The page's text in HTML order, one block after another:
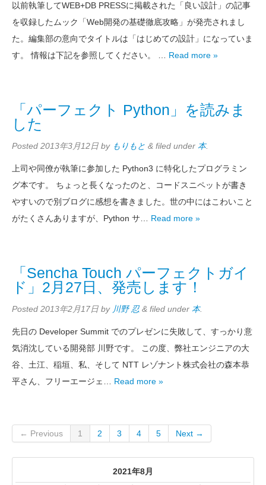
以前執筆してWEB+DB PRESSに掲載された「良い設計」の記事
を収録したムック「Web開発の基礎徹底攻略」が発売されまし
た。編集部の意向でタイトルは「はじめての設計」になっていま
す。 情報は下記を参照してください。 … Read more »
「パーフェクト Python」を読みま
した
Posted 2013年3月12日 by もりもと & filed under 本.
上司や同僚が執筆に参加した Python3 に特化したプログラミン
グ本です。 ちょっと長くなったのと、コードスニペットが書き
やすいので別ブログに感想を書きました。世の中にはこわいこと
がたくさんありますが、Python サ… Read more »
「Sencha Touch パーフェクトガイ
ド」2月27日、発売します！
Posted 2013年2月17日 by 川野 忍 & filed under 本.
先日の Developer Summit でのプレゼンに失敗して、すっかり意
気消沈している開発部 川野です。 この度、弊社エンジニアの大
谷、土江、稲垣、私、そして NTT レゾナント株式会社の森本恭
平さん、フリーエージェ… Read more »
← Previous 1 2 3 4 5 Next →
2021年8月